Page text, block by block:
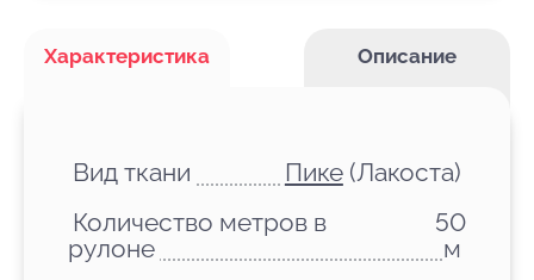
Характеристика Описание
Вид ткани Пике(Лакоста)
Количество метров в
рулоне
50
м